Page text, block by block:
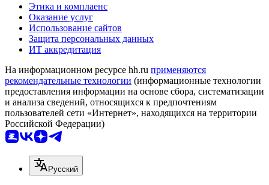
Этика и комплаенс
Оказание услуг
Использование сайтов
Защита персональных данных
ИТ аккредитация
На информационном ресурсе hh.ru применяются
рекомендательные технологии (информационные технологии
предоставления информации на основе сбора, систематизации
и анализа сведений, относящихся к предпочтениям
пользователей сети «Интернет», находящихся на территории
Российской Федерации)
Русский